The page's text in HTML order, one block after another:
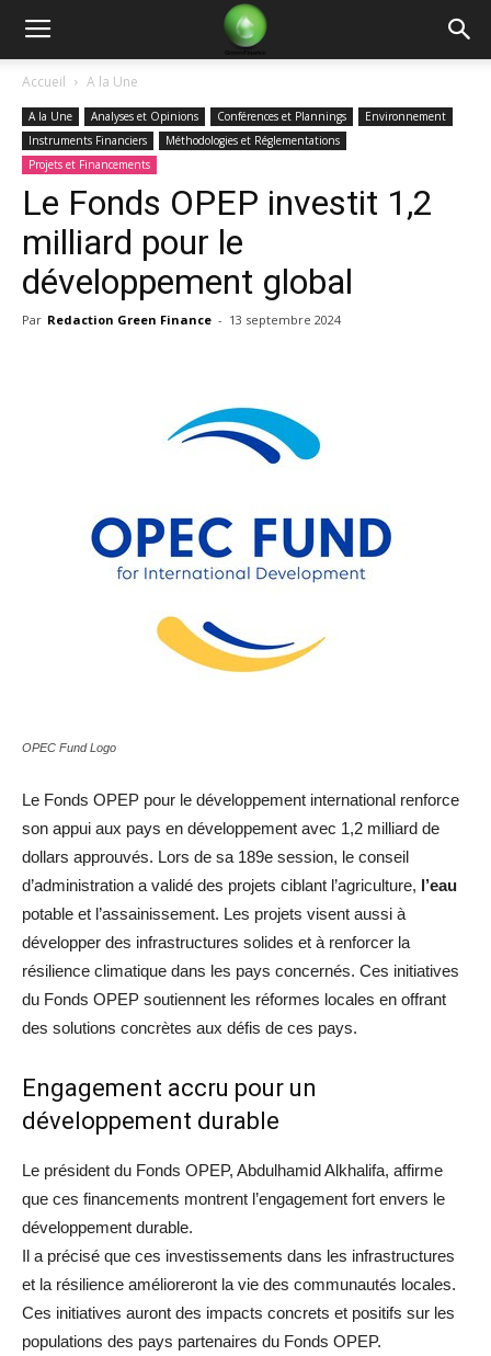
Green
Finance
Accueil A la Une
A la Une Analyses et Opinions Conférences et Plannings
Environnement
Instruments Financiers
Méthodologies et Réglementations
Projets et Financements
Le Fonds OPEP investit 1,2
milliard pour le
développement global
Par Redaction Green Finance - 13 septembre 2024
OPEC Fund Logo
Le Fonds OPEP pour le développement international renforce
son appui aux pays en développement avec 1,2 milliard de
dollars approuvés. Lors de sa 189e session, le conseil
d’administration a validé des projets ciblant l’agriculture, l’eau
potable et l’assainissement. Les projets visent aussi à
développer des infrastructures solides et à renforcer la
résilience climatique dans les pays concernés. Ces initiatives
du Fonds OPEP soutiennent les réformes locales en offrant
des solutions concrètes aux défis de ces pays.
Engagement accru pour un
développement durable
Le président du Fonds OPEP, Abdulhamid Alkhalifa, affirme
que ces financements montrent l’engagement fort envers le
développement durable.
Il a précisé que ces investissements dans les infrastructures
et la résilience amélioreront la vie des communautés locales.
Ces initiatives auront des impacts concrets et positifs sur les
populations des pays partenaires du Fonds OPEP.